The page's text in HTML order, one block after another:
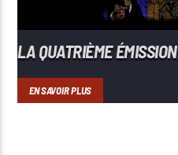
LA QUATRIÈME ÉMISSION
EN SAVOIR PLUS